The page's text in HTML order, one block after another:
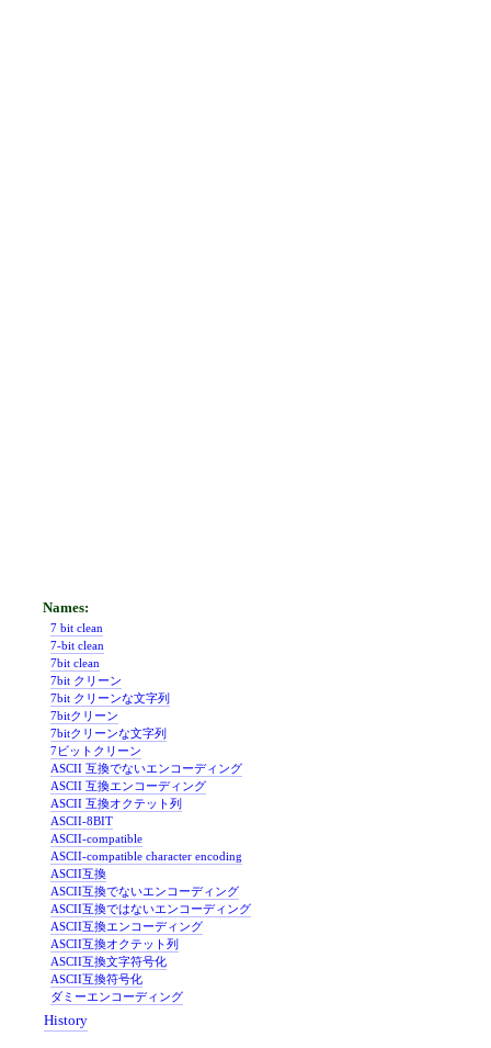
7 bit clean
7-bit clean
7bit clean
7bit クリーン
7bit クリーンな文字列
7bitクリーン
7bitクリーンな文字列
7ビットクリーン
ASCII 互換でないエンコーディング
ASCII 互換エンコーディング
ASCII 互換オクテット列
ASCII-8BIT
ASCII-compatible
ASCII-compatible character encoding
ASCII互換
ASCII互換でないエンコーディング
ASCII互換ではないエンコーディング
ASCII互換エンコーディング
ASCII互換オクテット列
ASCII互換文字符号化
ASCII互換符号化
ダミーエンコーディング
History